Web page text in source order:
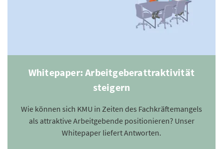
Whitepaper: Arbeitgeberattraktivität
steigern
Wie können sich KMU in Zeiten des Fachkräftemangels
als attraktive Arbeitgebende positionieren? Unser
Whitepaper liefert Antworten.